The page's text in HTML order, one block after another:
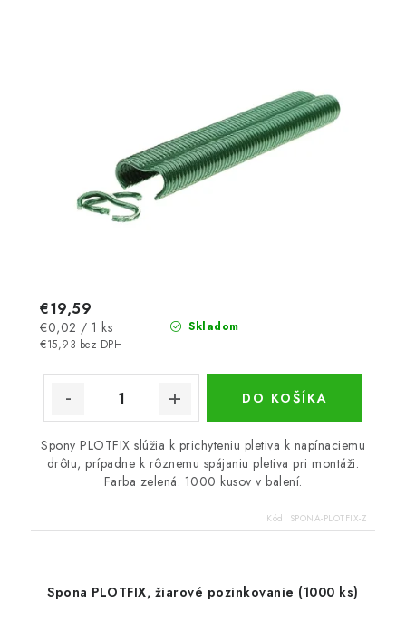
Skladom
€15,93 bez DPH
€19,59
Jednotková
cena:
€0,02 / 1 ks
DO KOŠÍKA
Spony PLOTFIX slúžia k prichyteniu pletiva k napínaciemu
drôtu, prípadne k rôznemu spájaniu pletiva pri montáži.
Farba zelená. 1000 kusov v balení.
Kód: SPONA-PLOTFIX-Z
Spona PLOTFIX, žiarové pozinkovanie (1000 ks)